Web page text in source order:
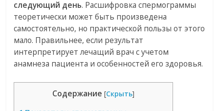
следующий день. Расшифровка спермограммы
теоретически может быть произведена
самостоятельно, но практической пользы от этого
мало. Правильнее, если результат
интерпретирует лечащий врач с учетом
анамнеза пациента и особенностей его здоровья.
Содержание [Скрыть]